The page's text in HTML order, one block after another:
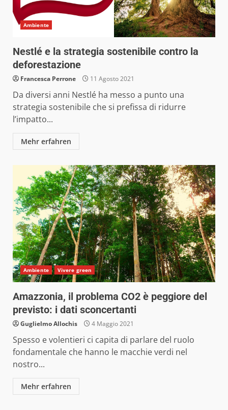
Ambiente
Nestlé e la strategia sostenibile contro la
deforestazione
Francesca Perrone 11 Agosto 2021
Da diversi anni Nestlé ha messo a punto una
strategia sostenibile che si prefissa di ridurre
l’impatto...
Mehr erfahren
Ambiente Vivere green
Amazzonia, il problema CO2 è peggiore del
previsto: i dati sconcertanti
Guglielmo Allochis 4 Maggio 2021
Spesso e volentieri ci capita di parlare del ruolo
fondamentale che hanno le macchie verdi nel
nostro...
Mehr erfahren